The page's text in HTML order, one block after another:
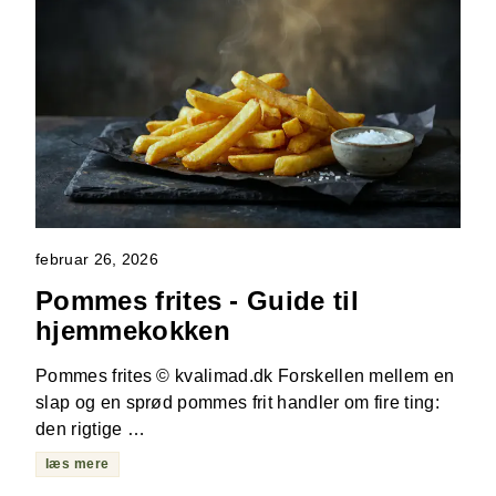
februar 26, 2026
Pommes frites - Guide til
hjemmekokken
Pommes frites © kvalimad.dk Forskellen mellem en
slap og en sprød pommes frit handler om fire ting:
den rigtige …
læs mere